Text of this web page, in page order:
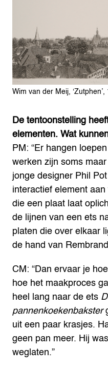
Wim van der Meij, ‘Zutphen’,
De tentoonstelling
elementen. Wat
PM: “Er hangen
werken zijn soms
jonge designer Phil
interactief element
die een plaat laat
de lijnen van een ets
platen die over elkaar
de hand van
CM: “Dan ervaar je
hoe het maakproces
heel lang naar de ets
pannenkoekenbakster
uit een paar krasjes.
geen pan meer. Hij
weglaten.”